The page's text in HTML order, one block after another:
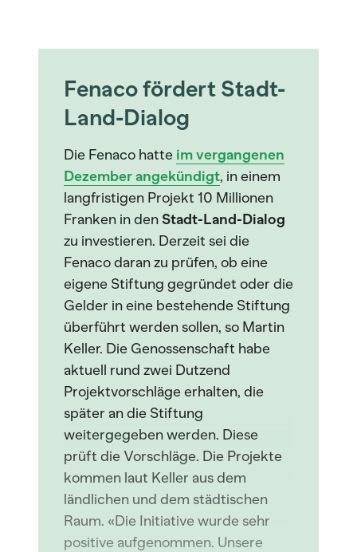
Fenaco fördert Stadt-
Land-Dialog
Die Fenaco hatte im vergangenen
Dezember angekündigt, in einem
langfristigen Projekt 10 Millionen
Franken in denStadt-Land-Dialog
zu investieren. Derzeit sei die
Fenaco daran zu prüfen, ob eine
eigene Stiftung gegründet oder die
Gelder in eine bestehende Stiftung
überführt werden sollen, so Martin
Keller. Die Genossenschaft habe
aktuell rund zwei Dutzend
Projektvorschläge erhalten, die
später an die Stiftung
weitergegeben werden. Diese
prüft die Vorschläge. Die Projekte
kommen laut Keller aus dem
ländlichen und dem städtischen
Raum. «Die Initiative wurde sehr
positive aufgenommen. Unsere